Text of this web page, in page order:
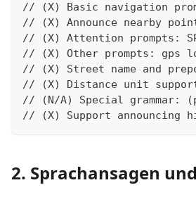
// (X) Basic navigation
// (X) Announce nearby
// (X) Attention prompts:
// (X) Other prompts: gps
// (X) Street name and
// (X) Distance unit
// (N/A) Special grammar:
// (X) Support announcing
2. Sprachansagen